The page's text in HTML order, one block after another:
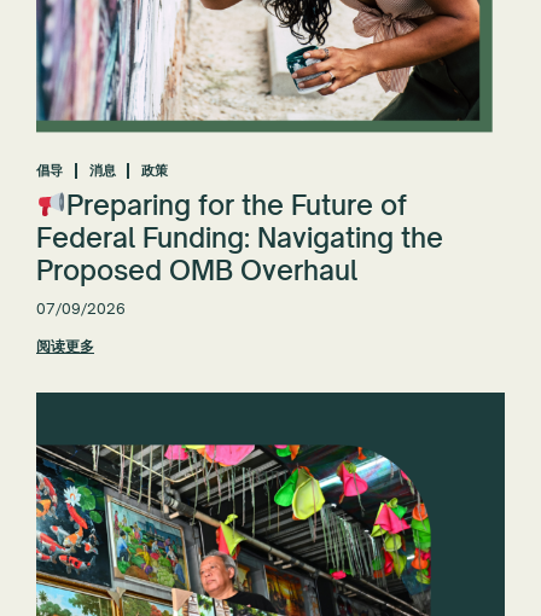
倡导 消息 政策
Preparing for the Future of
Federal Funding: Navigating the
Proposed OMB Overhaul
07/09/2026
阅读更多